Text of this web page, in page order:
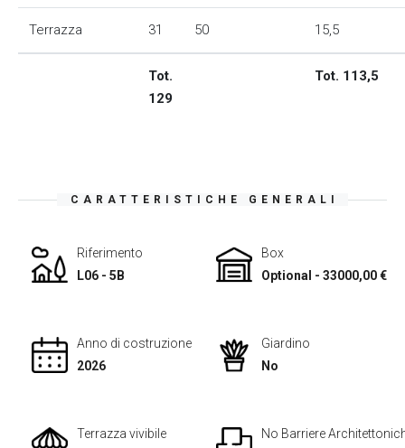
Terrazza 31 50 15,5
Tot.
129
Tot. 113,5
CARATTERISTICHE GENERALI
Riferimento
L06 - 5B
Box
Optional - 33000,00 €
Anno di costruzione
2026
Giardino
No
Terrazza vivibile
No Barriere